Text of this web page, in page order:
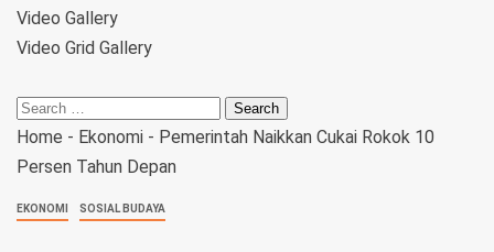
Video Gallery
Video Grid Gallery
Home - Ekonomi - Pemerintah Naikkan Cukai Rokok 10
Persen Tahun Depan
EKONOMI SOSIAL BUDAYA